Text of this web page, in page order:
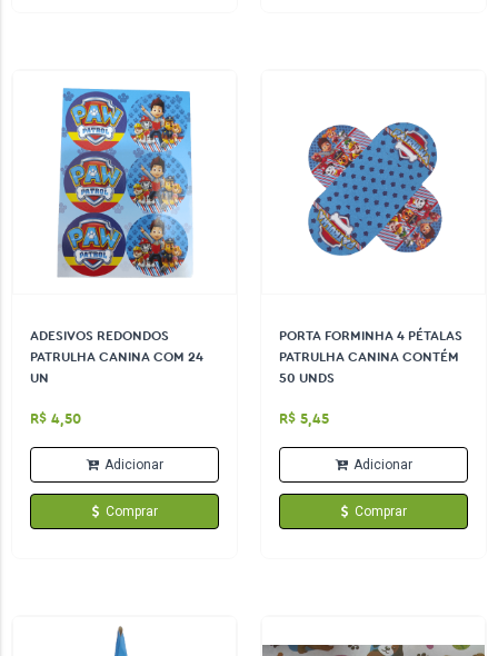
ADESIVOS REDONDOS
PATRULHA CANINA COM 24
UN
R$ 4,50
Adicionar
Comprar
PORTA FORMINHA 4 PÉTALAS
PATRULHA CANINA CONTÉM
50 UNDS
R$ 5,45
Adicionar
Comprar